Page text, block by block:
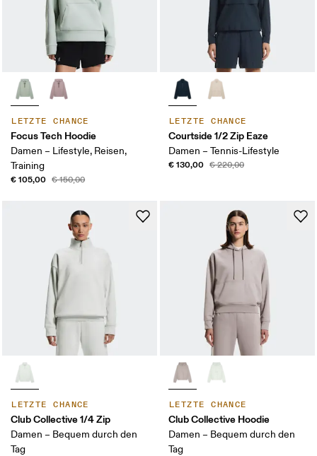
LETZTE CHANCE
Focus Tech Hoodie
Damen – Lifestyle, Reisen,
Training
€ 105,00 € 150,00
LETZTE CHANCE
Courtside 1/2 Zip Eaze
Damen – Tennis-Lifestyle
€ 130,00 € 220,00
LETZTE CHANCE
Club Collective 1/4 Zip
Damen – Bequem durch den
Tag
LETZTE CHANCE
Club Collective Hoodie
Damen – Bequem durch den
Tag